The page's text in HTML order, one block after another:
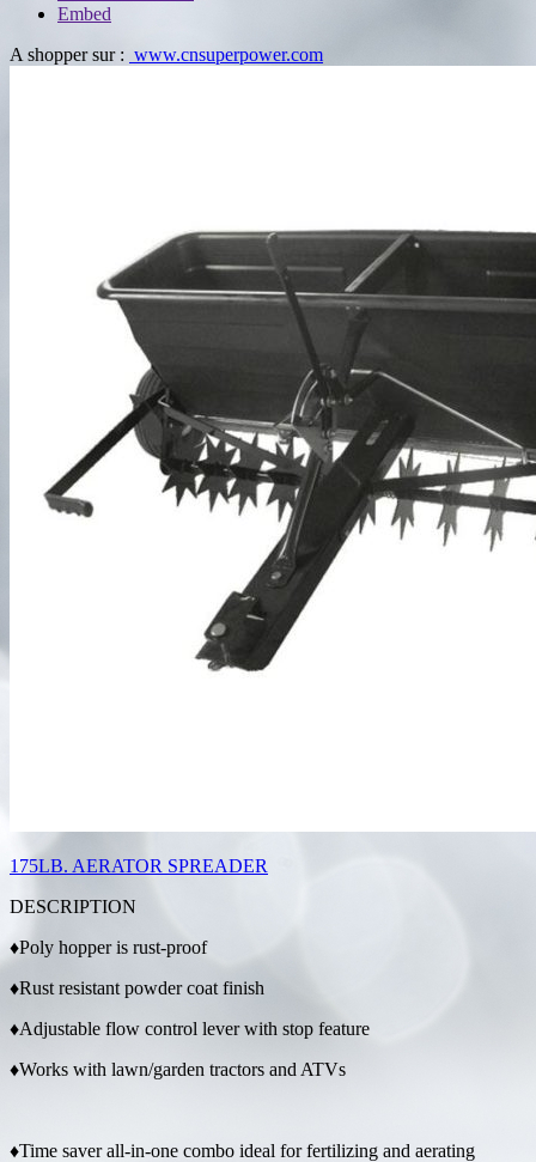
Embed
A shopper sur : www.cnsuperpower.com
175LB. AERATOR SPREADER
DESCRIPTION
♦Poly hopper is rust-proof
♦Rust resistant powder coat finish
♦Adjustable flow control lever with stop feature
♦Works with lawn/garden tractors and ATVs
♦Time saver all-in-one combo ideal for fertilizing and aerating